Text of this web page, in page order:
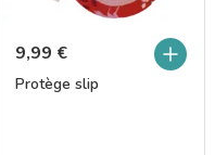
9,99 €
Protège slip